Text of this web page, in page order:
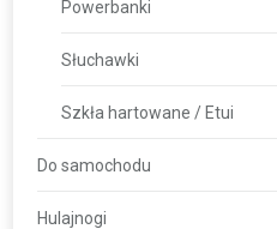
Powerbanki
Słuchawki
Szkła hartowane / Etui
Do samochodu
Hulajnogi